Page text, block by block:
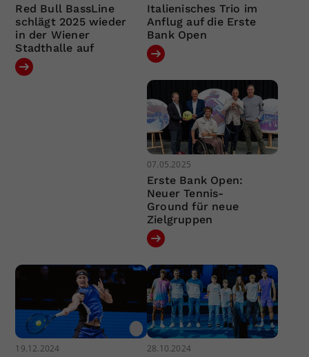
Red Bull BassLine
schlägt 2025 wieder
in der Wiener
Stadthalle auf
Italienisches Trio im
Anflug auf die Erste
Bank Open
07.05.2025
Erste Bank Open:
Neuer Tennis-
Ground für neue
Zielgruppen
19.12.2024 28.10.2024